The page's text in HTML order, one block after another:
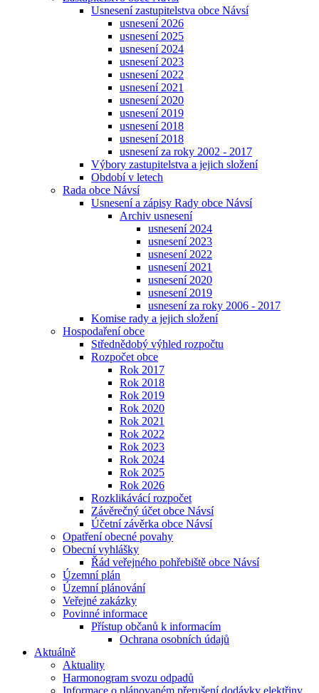
Usnesení zastupitelstva obce Návsí
usnesení 2026
usnesení 2025
usnesení 2024
usnesení 2023
usnesení 2022
usnesení 2021
usnesení 2020
usnesení 2019
usnesení 2018
usnesení 2018
usnesení za roky 2002 - 2017
Výbory zastupitelstva a jejich složení
Období v letech
Rada obce Návsí
Usnesení a zápisy Rady obce Návsí
Archiv usnesení
usnesení 2024
usnesení 2023
usnesení 2022
usnesení 2021
usnesení 2020
usnesení 2019
usnesení za roky 2006 - 2017
Komise rady a jejich složení
Hospodaření obce
Střednědobý výhled rozpočtu
Rozpočet obce
Rok 2017
Rok 2018
Rok 2019
Rok 2020
Rok 2021
Rok 2022
Rok 2023
Rok 2024
Rok 2025
Rok 2026
Rozklikávácí rozpočet
Závěrečný účet obce Návsí
Účetní závěrka obce Návsí
Opatření obecné povahy
Obecní vyhlášky
Řád veřejného pohřebiště obce Návsí
Územní plán
Územní plánování
Veřejné zakázky
Povinné informace
Přístup občanů k informacím
Ochrana osobních údajů
Aktuálně
Aktuality
Harmonogram svozu odpadů
Informace o plánovaném přerušení dodávky elektřiny